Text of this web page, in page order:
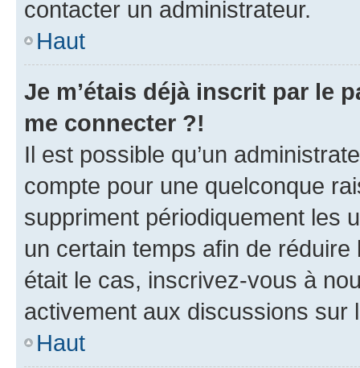
contacter un administrateur.
Haut
Je m’étais déjà inscrit par le
me connecter ?!
Il est possible qu’un
compte pour une quelconque
suppriment périodiquement les
un certain temps afin de
était le cas, inscrivez-vous à
activement aux discussions sur
Haut